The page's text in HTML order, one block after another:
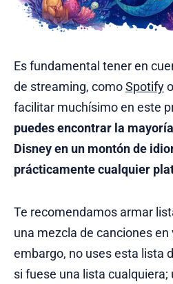
Es fundamental tener en
de streaming, comoSpotifyo
facilitar muchísimo en este
puedes encontrar la
Disney en un montón de
prácticamente cualquier
Te recomendamos armar
una mezcla de canciones
embargo, no uses esta lista
si fuese una lista